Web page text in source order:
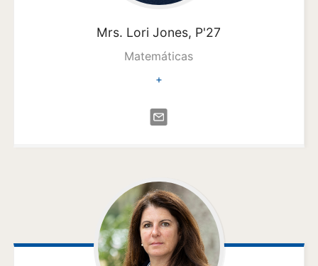
Mrs. Lori Jones, P'27
Matemáticas
+